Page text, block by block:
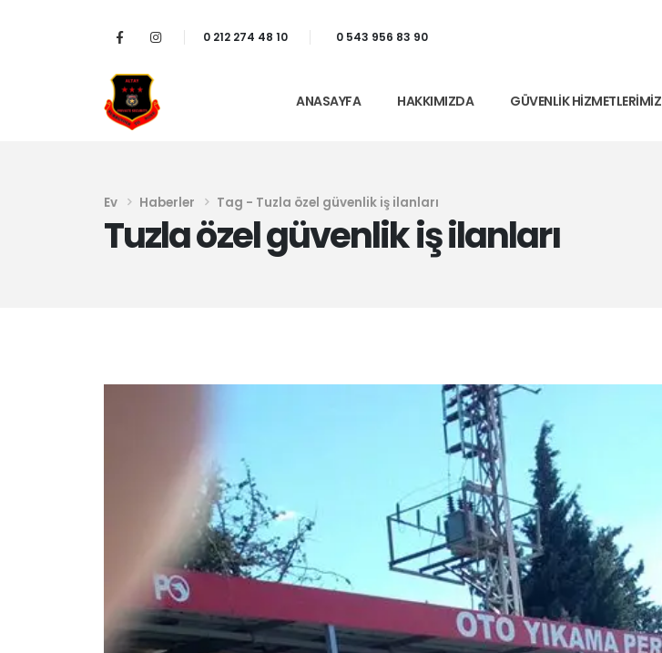
0 212 274 48 10 0 543 956 83 90
ANASAYFA HAKKIMIZDA GÜVENLIK HIZMETLERIMIZ
Ev Haberler Tag - Tuzla özel güvenlik iş ilanları
Tuzla özel güvenlik iş ilanları